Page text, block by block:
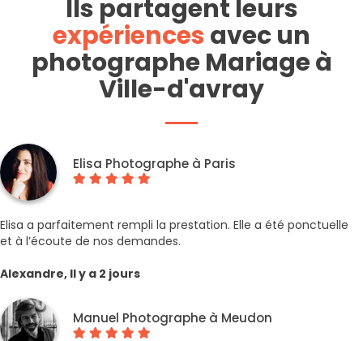
Ils partagent leurs
expériencesavec un
photographe Mariage à
Ville-d'avray
Elisa Photographe à Paris
Elisa a parfaitement rempli la prestation. Elle a été ponctuelle
et à l’écoute de nos demandes.
Alexandre, Il y a 2 jours
Manuel Photographe à Meudon